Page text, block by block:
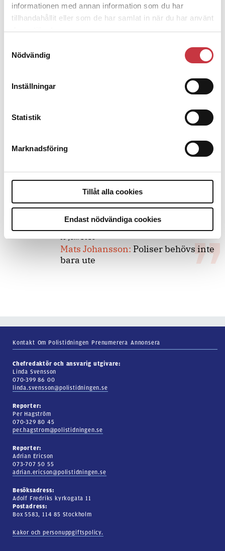
informationen med annan information som du har
tillhandahållit eller som de har samlat in när du har använt
deras tjänster.
Nödvändig
Inställningar
Statistik
Marknadsföring
Tillåt alla cookies
Endast nödvändiga cookies
Debatt
Det är inte evidenskrav som
Debatt:Med för höga krav på evidens
kan polisen inte göra något alls
15 juni 2026
Mats Johansson: Poliser behövs inte
bara ute
Kontakt Om Polistidningen Prenumerera Annonsera
Chefredaktör och ansvarig utgivare:
Linda Svensson
070-399 86 00
linda.svensson@polistidningen.se
Reporter:
Per Hagström
070-329 80 45
per.hagstrom@polistidningen.se
Reporter:
Adrian Ericson
073-707 50 55
adrian.ericson@polistidningen.se
Besöksadress:
Adolf Fredriks kyrkogata 11
Postadress:
Box 5583, 114 85 Stockholm
Kakor och personuppgiftspolicy.